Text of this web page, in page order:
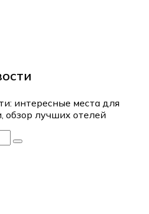
интересные места для
обзор лучших отелей